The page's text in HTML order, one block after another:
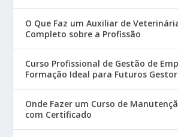
O Que Faz um Auxiliar de
Completo sobre a Profissão
Curso Profissional de Gestão de
Formação Ideal para Futuros
Onde Fazer um Curso de
com Certificado